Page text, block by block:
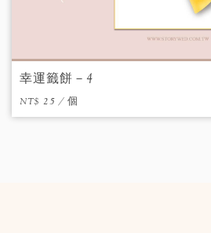
幸運籤餅－4
NT$ 25 / 個